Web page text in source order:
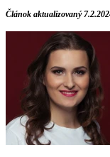
Článok aktualizovaný